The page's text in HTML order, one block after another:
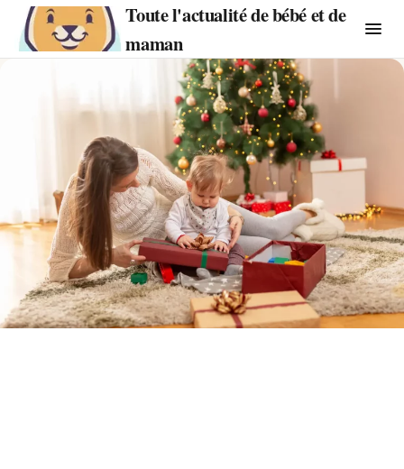
Toute l'actualité de bébé et de
maman